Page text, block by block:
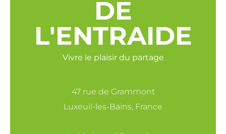
DE
L'ENTRAIDE
Vivre le plaisir du partage
47 rue de Grammont
Luxeuil-les-Bains, France